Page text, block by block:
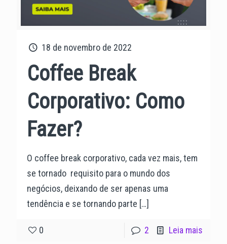
18 de novembro de 2022
Coffee Break
Corporativo: Como
Fazer?
O coffee break corporativo, cada vez mais, tem
se tornado requisito para o mundo dos
negócios, deixando de ser apenas uma
tendência e se tornando parte […]
0 2 Leia mais